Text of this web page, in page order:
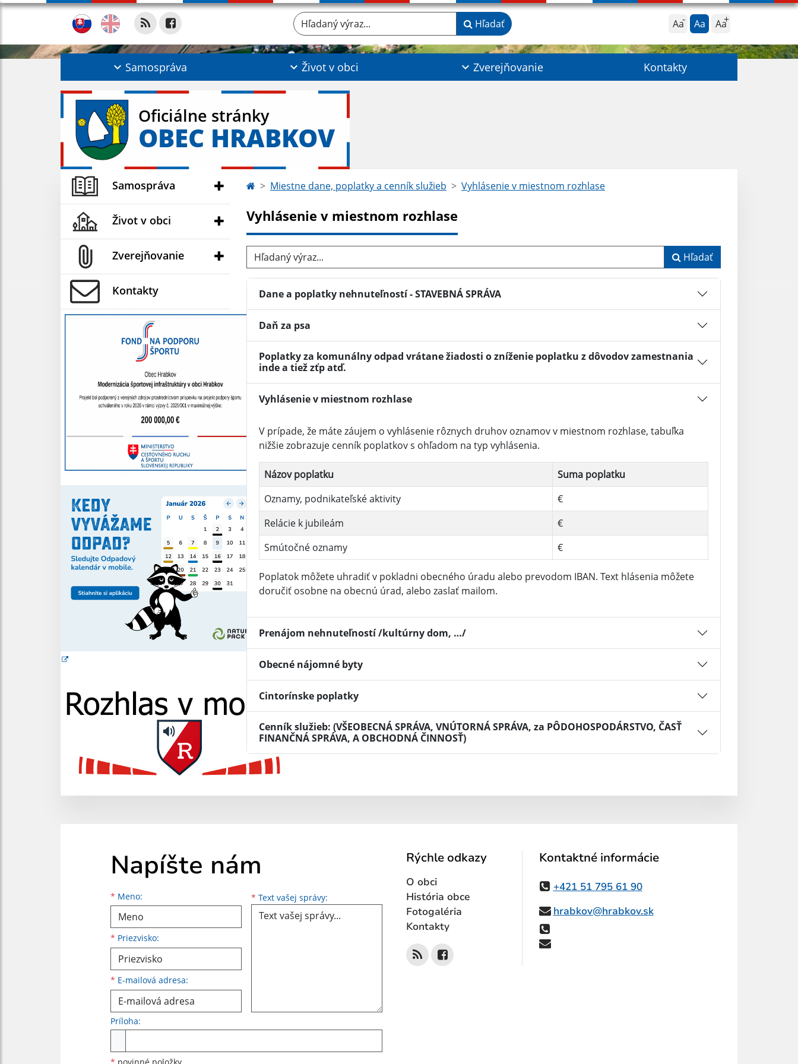
Aa Aa Aa
Hľadaný výraz... Hľadať
Samospráva Život v obci Zverejňovanie Kontakty
Oficiálne stránky
OBEC HRABKOV
Samospráva
Život v obci
Zverejňovanie
Kontakty
Miestne dane, poplatky a cenník služieb Vyhlásenie v miestnom rozhlase
Vyhlásenie v miestnom rozhlase
Hľadaný výraz... Hľadať
Dane a poplatky nehnuteľností - STAVEBNÁ SPRÁVA
Daň za psa
Poplatky za komunálny odpad vrátane žiadosti o zníženie poplatku z dôvodov zamestnania
inde a tiež zťp atď.
Vyhlásenie v miestnom rozhlase
V prípade, že máte záujem o vyhlásenie rôznych druhov oznamov v miestnom rozhlase, tabuľka
nižšie zobrazuje cenník poplatkov s ohľadom na typ vyhlásenia.
Názov poplatku
Suma poplatku
Oznamy, podnikateľské aktivity
€
Relácie k jubileám
€
Smútočné oznamy
€
Poplatok môžete uhradiť v pokladni obecného úradu alebo prevodom IBAN. Text hlásenia môžete
doručiť osobne na obecnú úrad, alebo zaslať mailom.
Prenájom nehnuteľností /kultúrny dom, …/
Obecné nájomné byty
Cintorínske poplatky
Cenník služieb: (VŠEOBECNÁ SPRÁVA, VNÚTORNÁ SPRÁVA, za PÔDOHOSPODÁRSTVO, ČASŤ
FINANČNÁ SPRÁVA, A OBCHODNÁ ČINNOSŤ)
Napíšte nám
* Meno:
Meno
* Priezvisko:
Priezvisko
* E-mailová adresa:
E-mailová adresa * Text vašej správy: Text vašej správy...
Príloha:
* povinné položky
Rýchle odkazy
O obci
História obce
Fotogaléria
Kontakty
Kontaktné informácie
+421 51 795 61 90
hrabkov@hrabkov.sk